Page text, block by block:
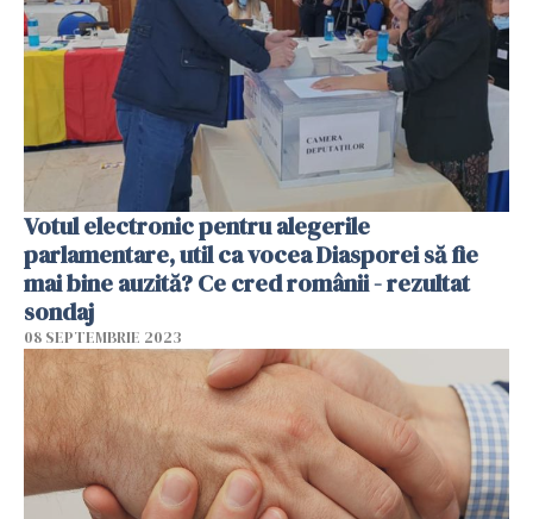
Votul electronic pentru alegerile
parlamentare, util ca vocea Diasporei să fie
mai bine auzită? Ce cred românii - rezultat
sondaj
08 SEPTEMBRIE 2023